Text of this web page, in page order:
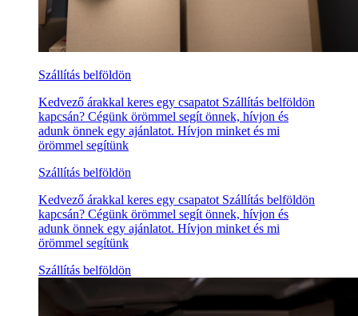
Szállítás belföldön
Kedvező árakkal keres egy csapatot Szállítás belföldön
kapcsán? Cégünk örömmel segít önnek, hívjon és
adunk önnek egy ajánlatot. Hívjon minket és mi
örömmel segítünk
Szállítás belföldön
Kedvező árakkal keres egy csapatot Szállítás belföldön
kapcsán? Cégünk örömmel segít önnek, hívjon és
adunk önnek egy ajánlatot. Hívjon minket és mi
örömmel segítünk
Szállítás belföldön